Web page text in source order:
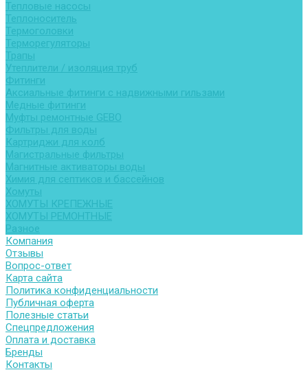
Тепловые насосы
Теплоноситель
Термоголовки
Терморегуляторы
Трапы
Утеплители / изоляция труб
Фитинги
Аксиальные фитинги с надвижными гильзами
Медные фитинги
Муфты ремонтные GEBO
Фильтры для воды
Картриджи для колб
Магистральные фильтры
Магнитные активаторы воды
Химия для септиков и бассейнов
Хомуты
ХОМУТЫ КРЕПЕЖНЫЕ
ХОМУТЫ РЕМОНТНЫЕ
Разное
Компания
Отзывы
Вопрос-ответ
Карта сайта
Политика конфиденциальности
Публичная оферта
Полезные статьи
Спецпредложения
Оплата и доставка
Бренды
Контакты